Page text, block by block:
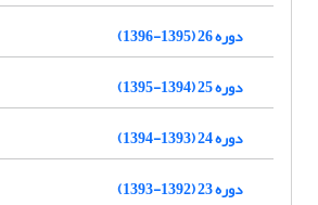
دوره 26 (1395-1396)
دوره 25 (1394-1395)
دوره 24 (1393-1394)
دوره 23 (1392-1393)